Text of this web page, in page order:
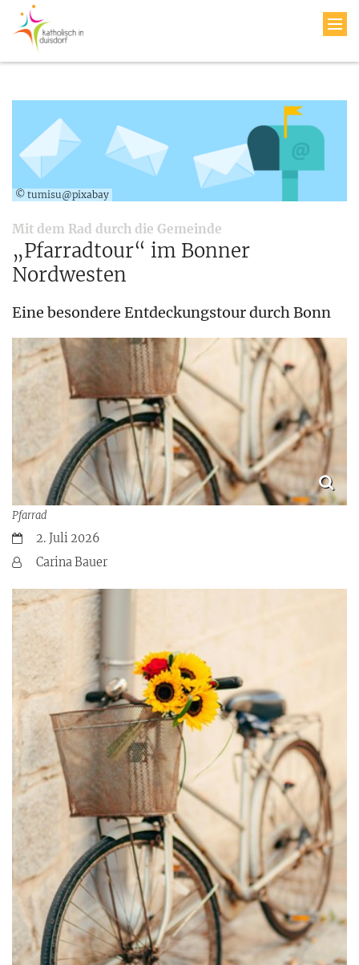
© tumisu@pixabay
Mit dem Rad durch die Gemeinde
„Pfarradtour“ im Bonner
Nordwesten
Eine besondere Entdeckungstour durch Bonn
Pfarrad
Datum:2. Juli 2026
Von:Carina Bauer